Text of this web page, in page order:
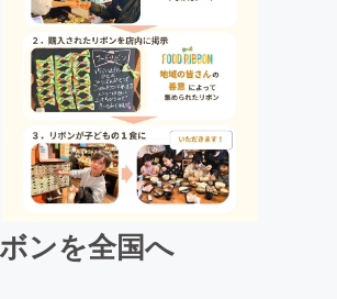
ンを全国へ